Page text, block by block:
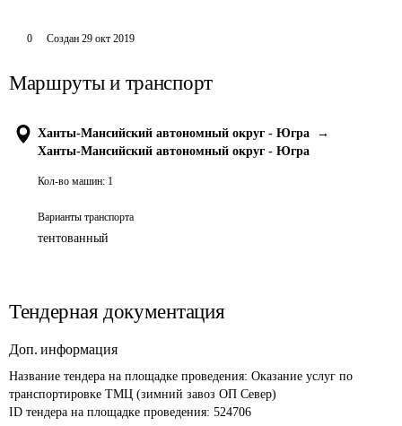
0 Создан 29 окт 2019
Маршруты и транспорт
Ханты-Мансийский автономный округ - Югра
→
Ханты-Мансийский автономный округ - Югра
Кол-во машин: 1
Варианты транспорта
тентованный
Тендерная документация
Доп. информация
Название тендера на площадке проведения: Оказание услуг по
транспортировке ТМЦ (зимний завоз ОП Север)
ID тендера на площадке проведения: 524706